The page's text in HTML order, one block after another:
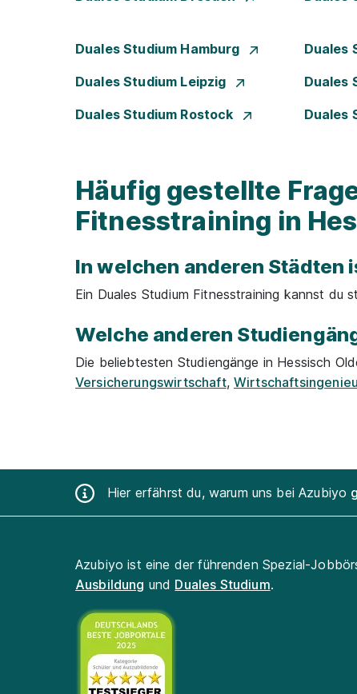
Duales Studium Hamburg Duales
Duales Studium Leipzig Duales
Duales Studium Rostock Duales
Häufig gestellte
Fitnesstraining in
In welchen anderen Städten
Ein Duales Studium Fitnesstraining kannst du
Welche anderen
Die beliebtesten Studiengänge in Hessisch
Versicherungswirtschaft,
Hier erfährst du, warum uns bei Azubiyo
Azubiyo ist eine der führenden Spezial-
Ausbildung und Duales Studium.